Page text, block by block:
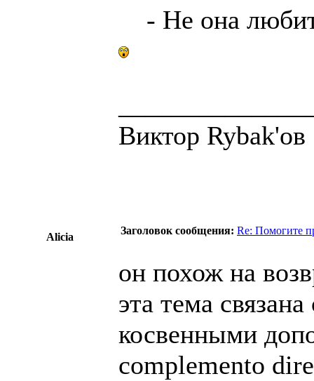
- Не она
Виктор Rybak'ов
Alicia
Заголовок сообщения: Re: Помогите
он похож на
эта тема
косвенными
complemento